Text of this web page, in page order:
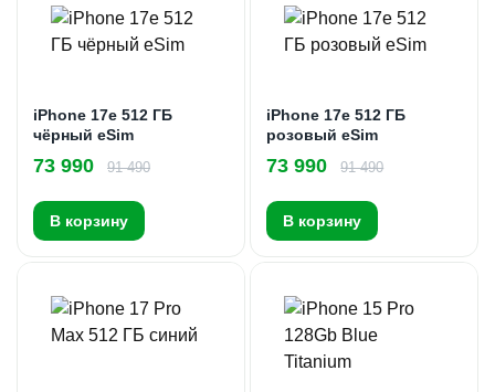
iPhone 17e 512 ГБ
чёрный eSim
73 990 91 490
В корзину
iPhone 17e 512 ГБ
розовый eSim
73 990 91 490
В корзину